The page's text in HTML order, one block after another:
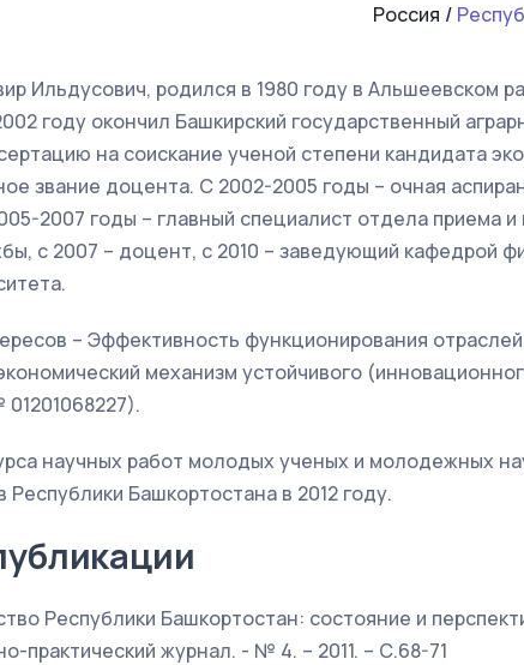
Россия /
Ильдусович, родился в 1980 году в Альшеевском
году окончил Башкирский государственный
на соискание ученой степени кандидата
звание доцента. С 2002-2005 годы – очная
2007 годы – главный специалист отдела приема и
с 2007 – доцент, с 2010 – заведующий кафедрой
– Эффективность функционирования
механизм устойчивого
научных работ молодых ученых и молодежных
Республики Башкортостана в 2012 году.
Республики Башкортостан: состояние и
практический журнал. - № 4. – 2011. – С.68-71